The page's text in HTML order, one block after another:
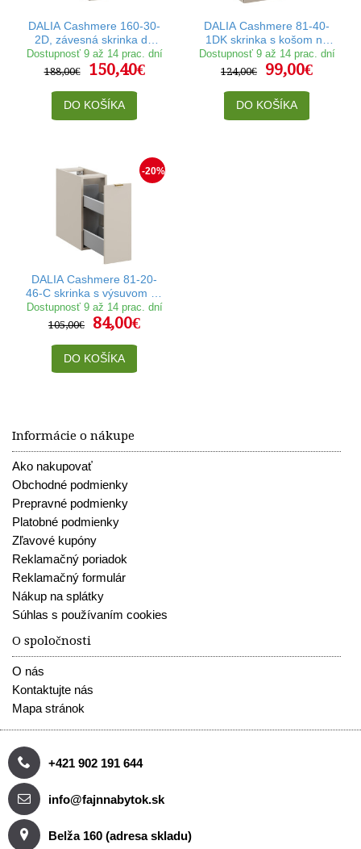
DALIA Cashmere 160-30-
2D, závesná skrinka do
kúpelne
Dostupnosť 9 až 14 prac. dní
188,00€
150,40€
DO KOŠÍKA
DALIA Cashmere 81-40-
1DK skrinka s košom na
prádlo 40 cm
Dostupnosť 9 až 14 prac. dní
124,00€
99,00€
DO KOŠÍKA
-20%
DALIA Cashmere 81-20-
46-C skrinka s výsuvom 20
cm
Dostupnosť 9 až 14 prac. dní
105,00€
84,00€
DO KOŠÍKA
Informácie o nákupe
Ako nakupovať
Obchodné podmienky
Prepravné podmienky
Platobné podmienky
Zľavové kupóny
Reklamačný poriadok
Reklamačný formulár
Nákup na splátky
Súhlas s používaním cookies
O spoločnosti
O nás
Kontaktujte nás
Mapa stránok
+421 902 191 644
info@fajnnabytok.sk
Belža 160 (adresa skladu)